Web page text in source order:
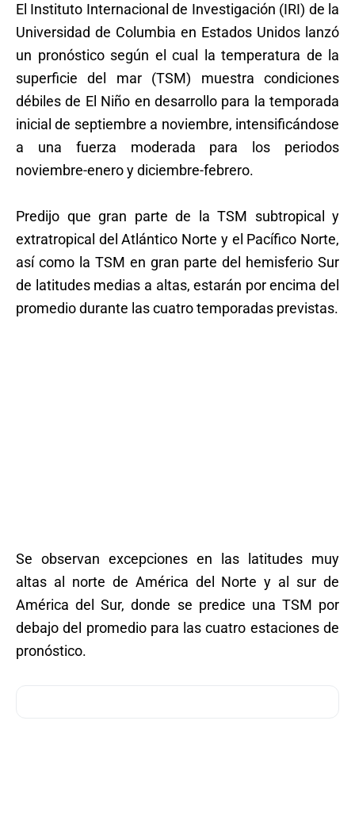
El Instituto Internacional de Investigación (IRI) de la
Universidad de Columbia en Estados Unidos lanzó
un pronóstico según el cual la temperatura de la
superficie del mar (TSM) muestra condiciones
débiles de El Niño en desarrollo para la temporada
inicial de septiembre a noviembre, intensificándose
a una fuerza moderada para los periodos
noviembre-enero y diciembre-febrero.
Predijo que gran parte de la TSM subtropical y
extratropical del Atlántico Norte y el Pacífico Norte,
así como la TSM en gran parte del hemisferio Sur
de latitudes medias a altas, estarán por encima del
promedio durante las cuatro temporadas previstas.
Se observan excepciones en las latitudes muy
altas al norte de América del Norte y al sur de
América del Sur, donde se predice una TSM por
debajo del promedio para las cuatro estaciones de
pronóstico.